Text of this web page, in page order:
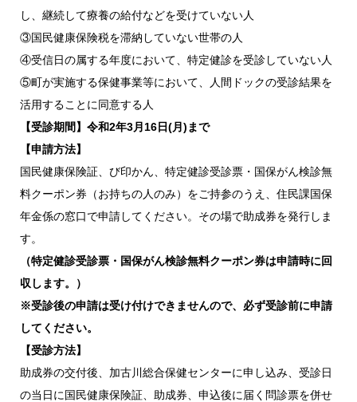
し、継続して療養の給付などを受けていない人
③国民健康保険税を滞納していない世帯の人
④受信日の属する年度において、特定健診を受診していない人
⑤町が実施する保健事業等において、人間ドックの受診結果を
活用することに同意する人
【受診期間】令和2年3月16日(月)まで
【申請方法】
国民健康保険証、び印かん、特定健診受診票・国保がん検診無
料クーポン券（お持ちの人のみ）をご持参のうえ、住民課国保
年金係の窓口で申請してください。その場で助成券を発行しま
す。
（特定健診受診票・国保がん検診無料クーポン券は申請時に回
収します。）
※受診後の申請は受け付けできませんので、必ず受診前に申請
してください。
【受診方法】
助成券の交付後、加古川総合保健センターに申し込み、受診日
の当日に国民健康保険証、助成券、申込後に届く問診票を併せ